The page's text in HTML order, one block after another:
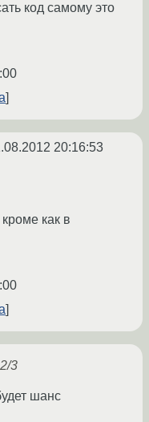
код самому это
20:16:53
как в
3
шанс